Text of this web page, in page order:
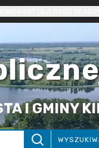
I GMINY